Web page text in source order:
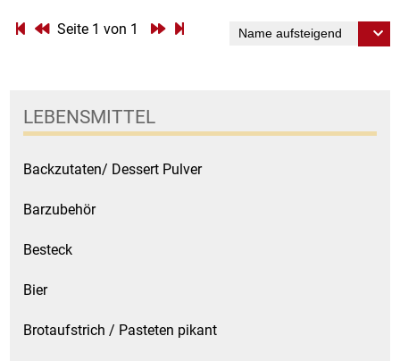
Gemüsekonserven
Gewürze
Gläser
Haarkosmetik
Haushaltshelfer
LEBENSMITTEL
Backzutaten/ Dessert Pulver
Barzubehör
Besteck
Bier
Brotaufstrich / Pasteten pikant
Seite 1 von 1